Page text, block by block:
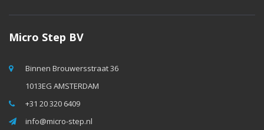
Micro Step BV
Binnen Brouwersstraat 36
1013EG AMSTERDAM
+31 20 320 6409
info@micro-step.nl